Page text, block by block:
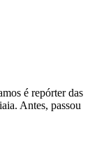
é repórter das
Antes, passou